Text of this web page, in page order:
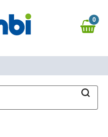
0,00 €
0